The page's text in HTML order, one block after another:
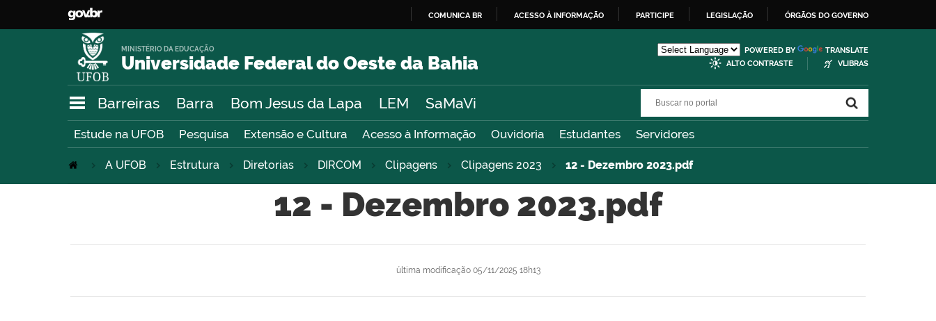
O
COMUNICA BR ACESSO À INFORMAÇÃO PARTICIPE LEGISLAÇÃO ÓRGÃOS DO GOVERNO
Universidade Federal do Oeste da Bahia
MINISTÉRIO DA EDUCAÇÃO POWERED BY
TRANSLATE
ALTO CONTRASTE
VLIBRAS
Barreiras Barra Bom Jesus da Lapa LEM SaMaVi
Estude na UFOB Pesquisa Extensão e Cultura Acesso à Informação Ouvidoria Estudantes Servidores
A UFOB Estrutura Diretorias DIRCOM Clipagens Clipagens 2023 12 - Dezembro 2023.pdf
12 - Dezembro 2023.pdf
última modificação05/11/2025 18h13